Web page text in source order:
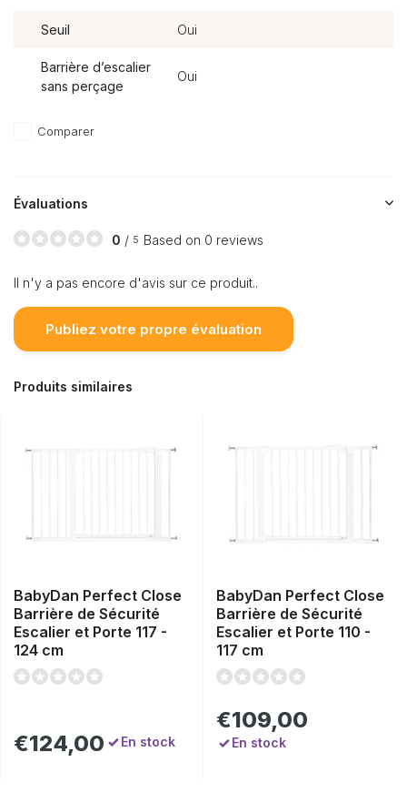
Seuil Oui
Barrière d’escalier
sans perçage
Oui
Comparer
Évaluations
0 / 5 Based on 0 reviews
Il n'y a pas encore d'avis sur ce produit..
Publiez votre propre évaluation
Produits similaires
BabyDan Perfect Close
Barrière de Sécurité
Escalier et Porte 117 -
124 cm
€124,00 En stock
BabyDan Perfect Close
Barrière de Sécurité
Escalier et Porte 110 -
117 cm
€109,00
En stock